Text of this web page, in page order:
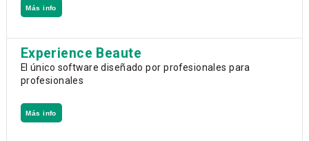
Más info
Experience Beaute
El único software diseñado por profesionales para
profesionales
Más info